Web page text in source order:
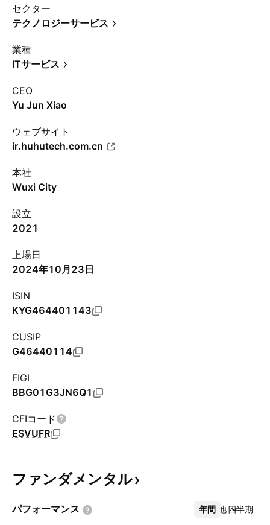
セクター
テクノロジーサービス
業種
ITサービス
CEO
Yu Jun Xiao
ウェブサイト
ir.huhutech.com.cn
本社
Wuxi City
設立
2021
上場日
2024年10月23日
ISIN
KYG464401143
CUSIP
G46440114
FIGI
BBG01G3JN6Q1
CFIコード
ESVUFR
ファンダメンタル
パフォーマンス 年間 四半期
その他